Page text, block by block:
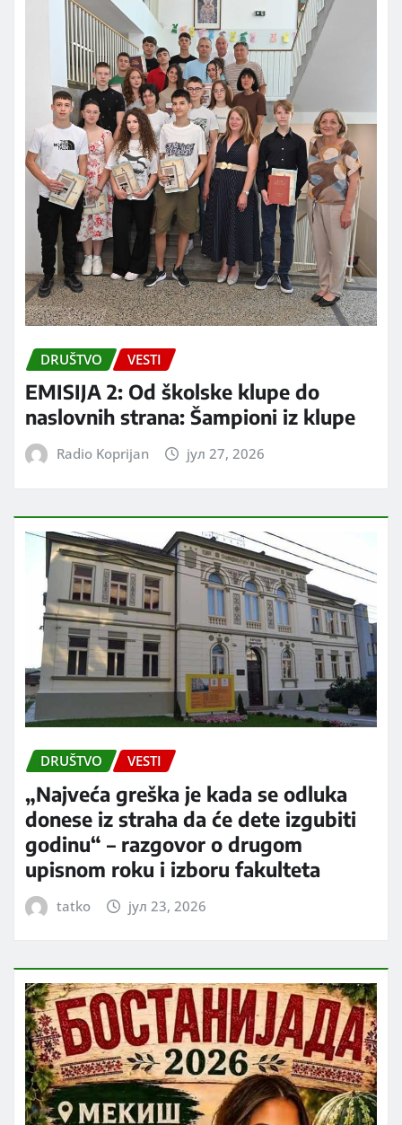
DRUŠTVO VESTI
EMISIJA 2: Od školske klupe do
naslovnih strana: Šampioni iz klupe
Radio Koprijan јул 27, 2026
DRUŠTVO VESTI
„Najveća greška je kada se odluka
donese iz straha da će dete izgubiti
godinu“ – razgovor o drugom
upisnom roku i izboru fakulteta
tatko јул 23, 2026